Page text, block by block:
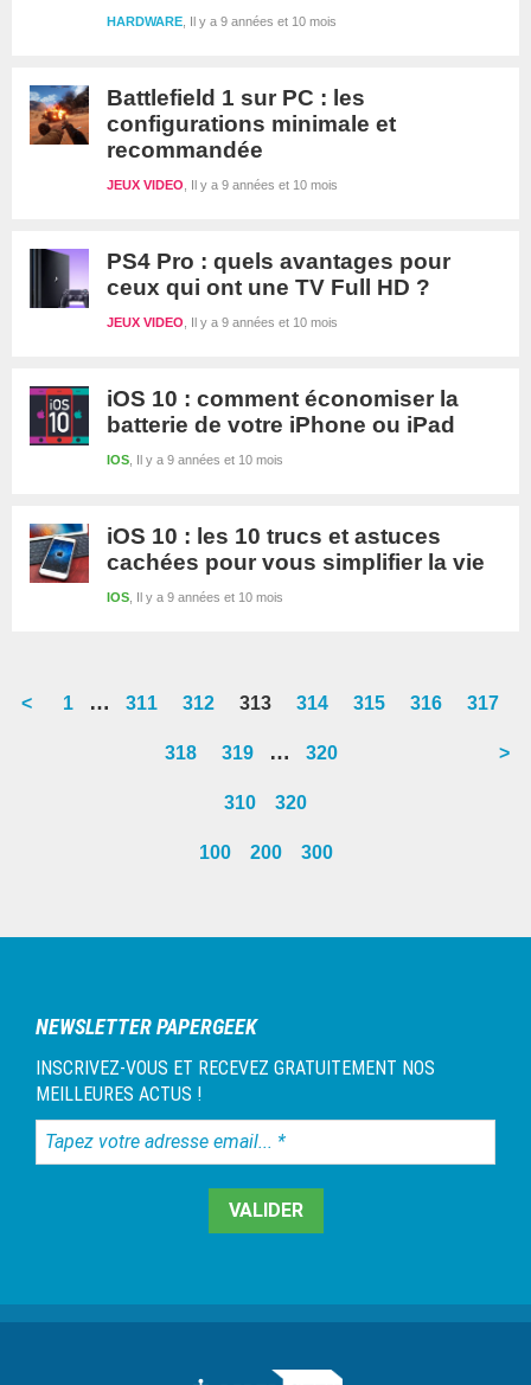
Il y a 9 années et 10 mois
HARDWARE
Battlefield 1 sur PC : les
configurations minimale et
recommandée
Il y a 9 années et 10 mois
JEUX VIDEO
PS4 Pro : quels avantages pour
ceux qui ont une TV Full HD ?
Il y a 9 années et 10 mois
JEUX VIDEO
iOS 10 : comment économiser la
batterie de votre iPhone ou iPad
Il y a 9 années et 10 mois
IOS
iOS 10 : les 10 trucs et astuces
cachées pour vous simplifier la vie
Il y a 9 années et 10 mois
IOS
<
Go
1
Interim
omitted
…
Go
page
311
Go
page
312
Go
page
313
Go
page
314
Go
315
Go
316
Go
page
317
Go
318
Go
page
319
Interim
omitted
…
Go
page
320 >
310 320
100 200 300
latérale
NEWSLETTER PAPERGEEK
INSCRIVEZ-VOUS ET RECEVEZ GRATUITEMENT NOS
MEILLEURES ACTUS !
Tapez
votre